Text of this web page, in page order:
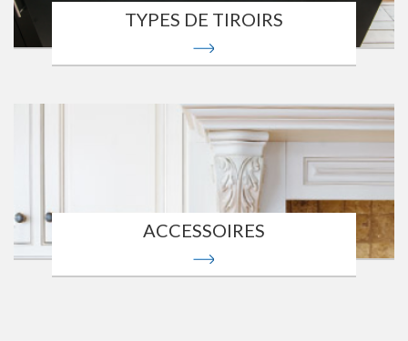
TYPES DE TIROIRS
ACCESSOIRES